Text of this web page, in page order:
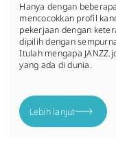
Hanya dengan
mencocokkan profil
pekerjaan dengan
dipilih dengan
Itulah mengapa
yang ada di dunia.
Lebih lanjut